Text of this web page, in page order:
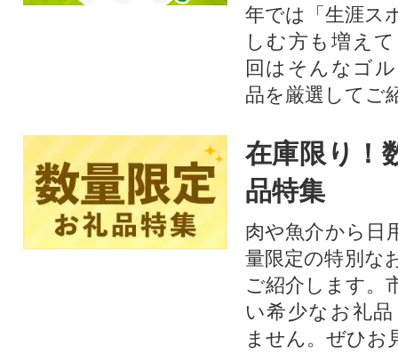
年では「生涯ス
しむ方も増え
回はそんなゴ
品を厳選してご
在庫限り！
品特集
肉や魚介から日
量限定の特別な
ご紹介します。
い希少なお礼
ません。ぜひお